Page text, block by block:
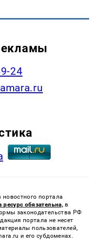
24
портала
ресурс обязательна, в
законодательства РФ
портала не несет
пользователей,
и его субдоменах.